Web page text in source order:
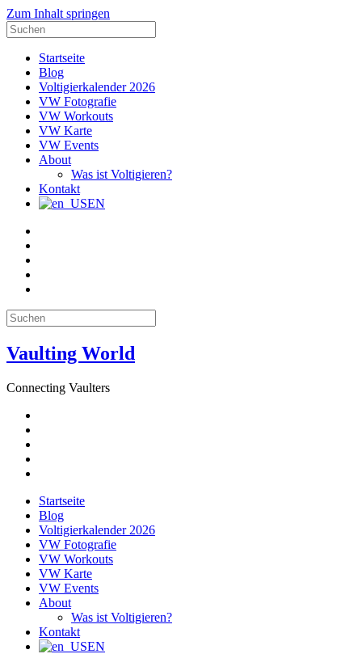
Zum Inhalt springen
Suche
nach:
Startseite
Blog
Voltigierkalender 2026
VW Fotografie
VW Workouts
VW Karte
VW Events
About
Was ist Voltigieren?
Kontakt
EN
Suche
nach:
Vaulting World
Connecting Vaulters
Startseite
Blog
Voltigierkalender 2026
VW Fotografie
VW Workouts
VW Karte
VW Events
About
Was ist Voltigieren?
Kontakt
EN